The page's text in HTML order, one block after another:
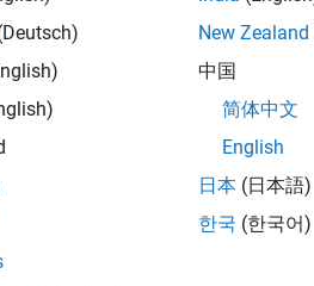
Talent
Erhalten Sie
und
New Zealand
中国
简体中文
English
日本 (日本語)
한국 (한국어)